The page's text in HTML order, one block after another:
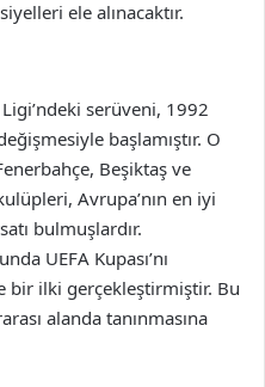
ele alınacaktır.
serüveni, 1992
başlamıştır. O
Beşiktaş ve
Avrupa’nın en iyi
bulmuşlardır.
UEFA Kupası’nı
bir ilki gerçekleştirmiştir. Bu
alanda tanınmasına